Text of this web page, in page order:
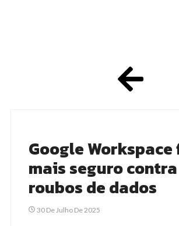
Google Workspace
mais seguro contra
roubos de dados
30 De Julho De 2025